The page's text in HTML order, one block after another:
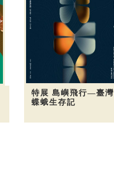
特展 島嶼飛行—臺灣
蝶蛾生存記